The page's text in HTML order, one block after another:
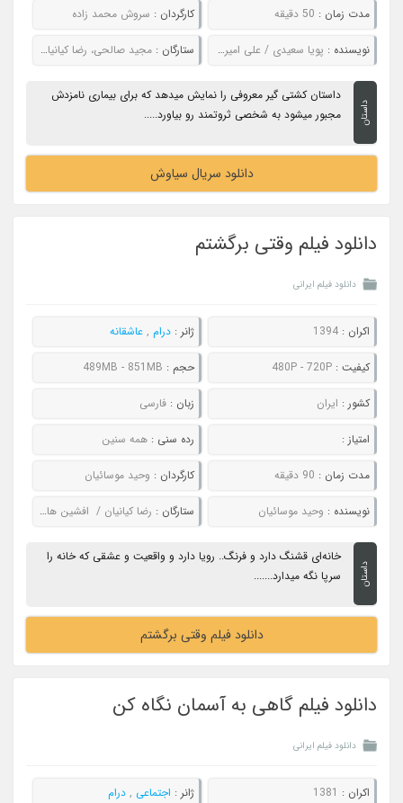
مدت زمان : 50 دقیقه کارگردان : سروش محمد زاده
نویسنده : پویا سعیدی / علی امیرریاحی / امیررضا رشتی ستارگان : مجید صالحی، رضا کیانیان، میلاد کی مرام، ترلان پروانه
داستان
داستان کشتی گیر معروفی را نمایش میدهد که برای بیماری نامزدش
مجبور میشود به شخصی ثروتمند رو بیاورد.....
دانلود سریال سیاوش
دانلود فیلم وقتی برگشتم
دانلود فیلم ایرانی
اکران :1394 ژانر : درام , عاشقانه
کیفیت :480P - 720P حجم : 489MB - 851MB
کشور : ایران زبان : فارسی
امتیاز : رده سنی : همه سنین
مدت زمان : 90 دقیقه کارگردان : وحید موسائیان
نویسنده : وحید موسائیان ستارگان : رضا کیانیان / افشین هاشمی / لادن مستوفی / بیتا فرهی / رعنا آزادی ور / حسین محب اهری
داستان
خانه‌ای قشنگ دارد و فرنگ.. رویا دارد و واقعیت و عشقی که خانه را
سرپا نگه میدارد.......
دانلود فیلم وقتی برگشتم
دانلود فیلم گاهی به آسمان نگاه کن
دانلود فیلم ایرانی
اکران : 1381 ژانر : اجتماعی , درام